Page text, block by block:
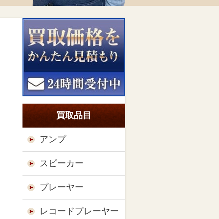
買取品目
アンプ
スピーカー
プレーヤー
レコードプレーヤー